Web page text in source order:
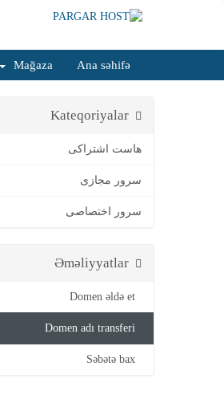
Ana səhifə
Mağaza
هاست اشتراکی
سرور مجازی
سرور اختصاصی